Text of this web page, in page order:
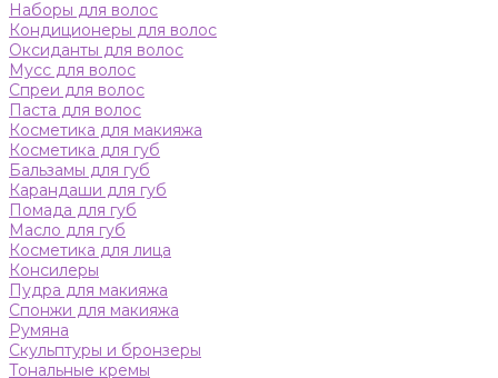
Наборы для волос
Кондиционеры для волос
Оксиданты для волос
Мусс для волос
Спреи для волос
Паста для волос
Косметика для макияжа
Косметика для губ
Бальзамы для губ
Карандаши для губ
Помада для губ
Масло для губ
Косметика для лица
Консилеры
Пудра для макияжа
Спонжи для макияжа
Румяна
Скульптуры и бронзеры
Тональные кремы